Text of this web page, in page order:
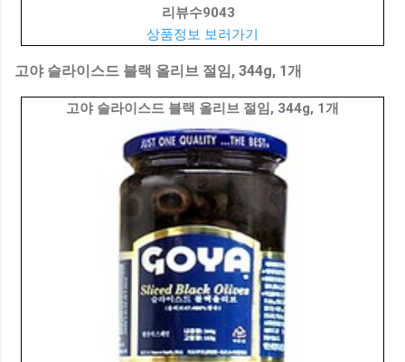
리뷰수9043
상품정보 보러가기
고야 슬라이스드 블랙 올리브 절임, 344g, 1개
고야 슬라이스드 블랙 올리브 절임, 344g, 1개